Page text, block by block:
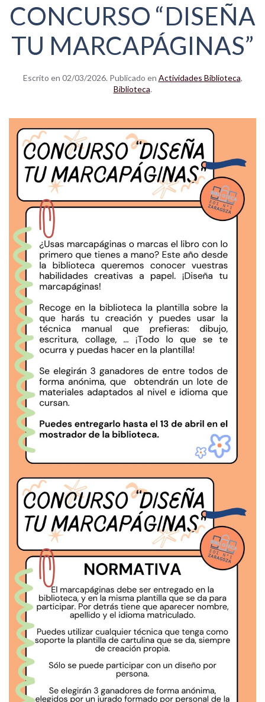
CONCURSO “DISEÑA
TU MARCAPÁGINAS”
Escrito en 02/03/2026. Publicado en Actividades Biblioteca,
Biblioteca.